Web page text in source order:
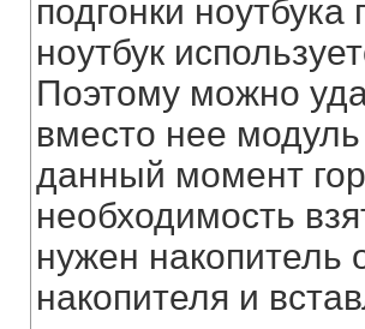
подгонки
ноутбук
Поэтому можно
вместо нее
данный момент
необходимость
нужен накопитель
накопителя и